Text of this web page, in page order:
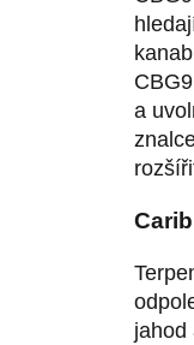
a
jahod